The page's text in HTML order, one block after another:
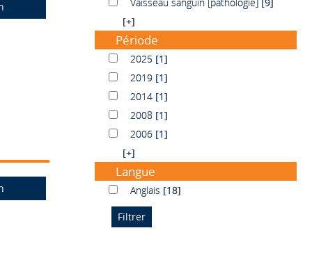
[+]
Période
20252025 [1]
20192019 [1]
20142014 [1]
20082008 [1]
20062006 [1]
[+]
Langue
AnglaisAnglais [18]